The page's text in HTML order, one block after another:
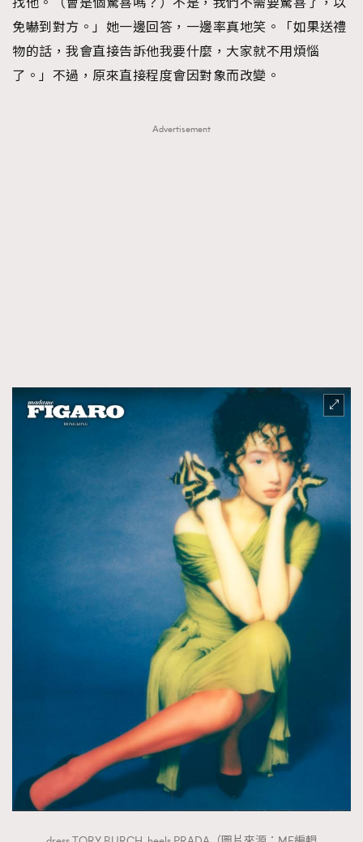
免嚇到對方。」她一邊回答，一邊率真地笑。「如果送禮
物的話，我會直接告訴他我要什麼，大家就不用煩惱
了。」不過，原來直接程度會因對象而改變。
Advertisement